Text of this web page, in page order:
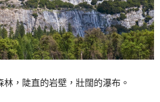
，陡直的岩壁，壯闊的瀑布。